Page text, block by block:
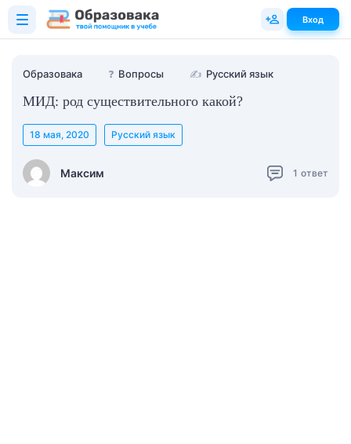
Образовака ❓ Вопросы ✍ Русский язык
МИД: род существительного какой?
Максим
18 мая, 2020 Русский язык
1 ответ
Вход